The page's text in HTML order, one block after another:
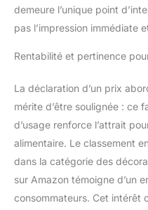
demeure l’unique point
pas l’impression immédiate
Rentabilité et pertinence
La déclaration d’un prix
mérite d’être soulignée : ce
d’usage renforce l’attrait
alimentaire. Le classement
dans la catégorie des
sur Amazon témoigne d’un
consommateurs. Cet intérêt